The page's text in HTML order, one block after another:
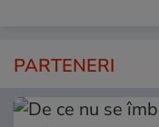
PARTENERI